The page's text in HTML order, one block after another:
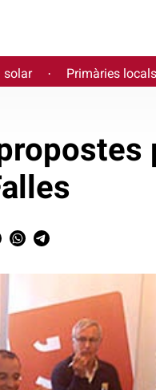
solar · Primàries